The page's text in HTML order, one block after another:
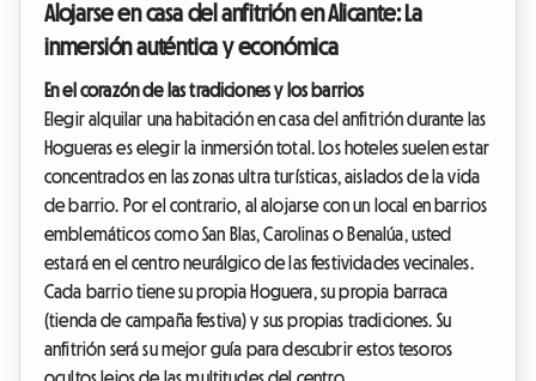
Alojarse en casa del anfitrión en Alicante: La
inmersión auténtica y económica
En el corazón de las tradiciones y los barrios
Elegir alquilar una habitación en casa del anfitrión durante las
Hogueras es elegir la inmersión total. Los hoteles suelen estar
concentrados en las zonas ultra turísticas, aislados de la vida
de barrio. Por el contrario, al alojarse con un local en barrios
emblemáticos como San Blas, Carolinas o Benalúa, usted
estará en el centro neurálgico de las festividades vecinales.
Cada barrio tiene su propia Hoguera, su propia barraca
(tienda de campaña festiva) y sus propias tradiciones. Su
anfitrión será su mejor guía para descubrir estos tesoros